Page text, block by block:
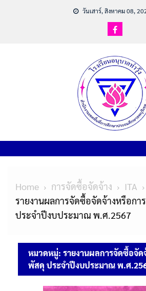
วันเสาร์, สิงหาคม 08,
Home การจัดซื้อจัดจ้าง
ITA
รายงานผลการจัดซื้อจัดจ้างหรือกา
ประจำปีงบประมาณ พ.ศ.2567
หมวดหมู่: รายงานผลการจัดซื้อจัด
พัสดุ ประจำปีงบประมาณ พ.ศ